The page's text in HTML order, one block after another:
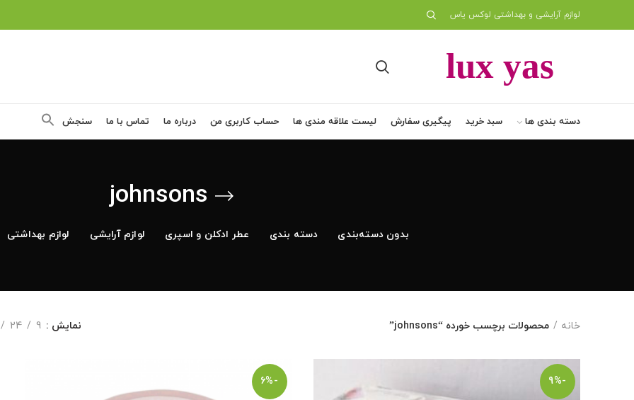
لوازم آرایشی و بهداشتی لوکس یاس
دسته بندی ها سبد خرید پیگیری سفارش لیست علاقه مندی ها حساب کاربری من درباره ما تماس با ما سنجش
johnsons
بدون دسته‌بندی دسته بندی عطر ادکلن و اسپری لوازم آرایشی لوازم بهداشتی
خانه محصولات برچسب خورده “johnsons” نمایش 9
24
-9%
-6%